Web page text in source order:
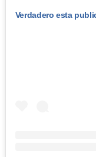
Verdadero esta